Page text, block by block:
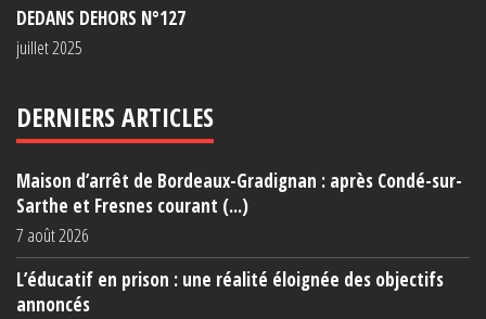
DEDANS DEHORS N°127
juillet 2025
DERNIERS ARTICLES
Maison d’arrêt de Bordeaux-Gradignan : après Condé-sur-
Sarthe et Fresnes courant (...)
7 août 2026
L’éducatif en prison : une réalité éloignée des objectifs
annoncés